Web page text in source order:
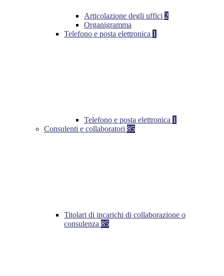
Articolazione degli uffici 2
Organigramma
Telefono e posta elettronica 1
Telefono e posta elettronica 1
Consulenti e collaboratori 85
Titolari di incarichi di collaborazione o
consulenza 85